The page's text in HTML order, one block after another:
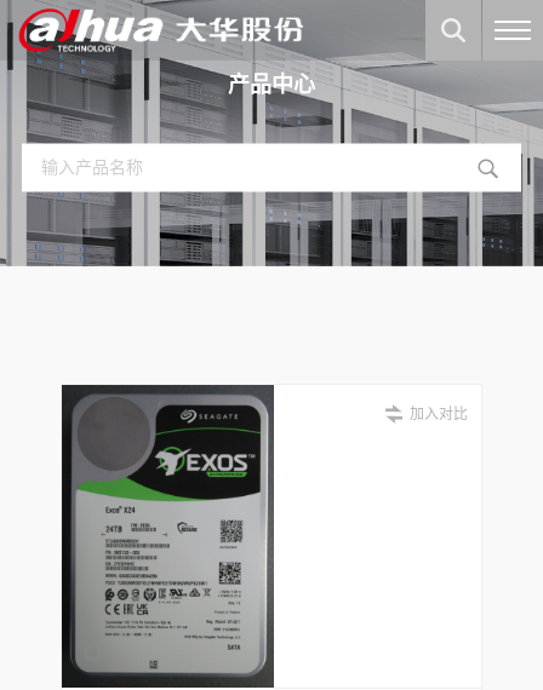
产品中心
加入对比